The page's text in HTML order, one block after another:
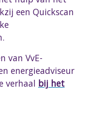
een Quickscan
van VvE-
energieadviseur
verhaal bij het